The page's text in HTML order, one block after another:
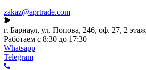
zakaz@aprtrade.com
г. Барнаул, ул. Попова, 246, оф. 27, 2 этаж
Работаем с 8:30 до 17:30
Whatsapp
Telegram